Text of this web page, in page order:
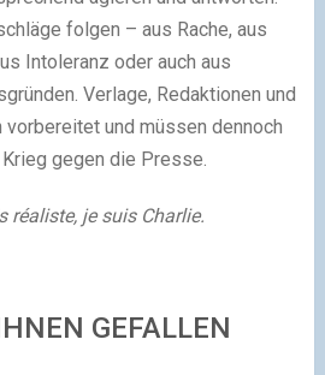
folgen – aus Rache, aus
Intoleranz oder auch aus
Verlage, Redaktionen und
und müssen dennoch
gegen die Presse.
réaliste, je suis Charlie.
GEFALLEN